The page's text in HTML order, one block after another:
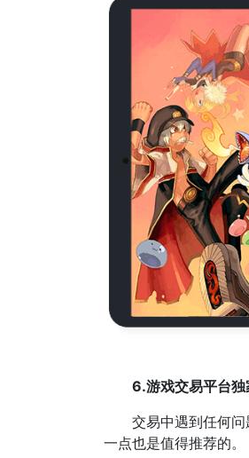
6.游戏交易平台独家
交易中遇到任何问题
一点也是值得推荐的。